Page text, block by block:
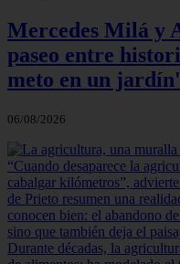
Mercedes Milá y
paseo entre
meto en un
06/08/2026